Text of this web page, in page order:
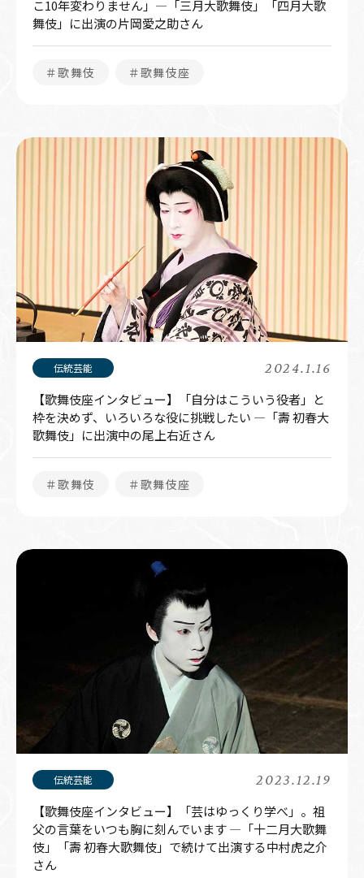
こ10年変わりません」―「三月大歌舞伎」「四月大歌
舞伎」に出演の片岡愛之助さん
＃歌舞伎 ＃歌舞伎座
2024.1.16
【歌舞伎座インタビュー】「自分はこういう役者」と
枠を決めず、いろいろな役に挑戦したい ―「壽 初春大
歌舞伎」に出演中の尾上右近さん
＃歌舞伎 ＃歌舞伎座
2023.12.19
【歌舞伎座インタビュー】「芸はゆっくり学べ」。祖
父の言葉をいつも胸に刻んでいます ―「十二月大歌舞
伎」「壽 初春大歌舞伎」で続けて出演する中村虎之介
さん